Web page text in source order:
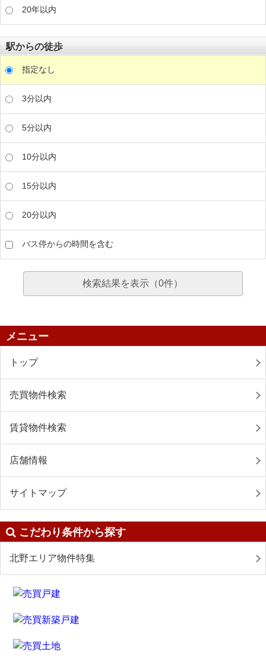
20年以内
駅からの徒歩
指定なし
3分以内
5分以内
10分以内
15分以内
20分以内
バス停からの時間を含む
検索結果を表示（0件）
メニュー
トップ
売買物件検索
賃貸物件検索
店舗情報
サイトマップ
こだわり条件から探す
北野エリア物件特集